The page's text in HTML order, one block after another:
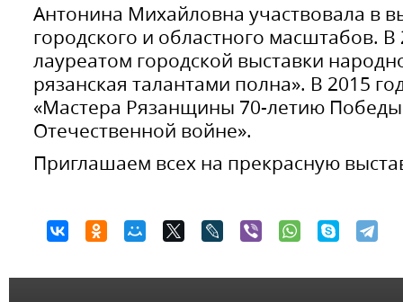
Антонина Михайловна участвовала в
городского и областного масштабов. В
лауреатом городской выставки
рязанская талантами полна». В 2015
«Мастера Рязанщины 70-летию
Отечественной войне».
Приглашаем всех на прекрасную